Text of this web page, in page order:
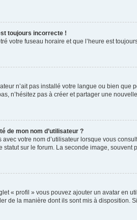
toujours incorrecte !
votre fuseau horaire et que l’heure est
n’ait pas installé votre langue ou bien
n’hésitez pas à créer et partager une
de mon nom d’utilisateur ?
votre nom d’utilisateur lorsque vous
sur le forum. La seconde image,
« profil » vous pouvez ajouter un avatar en
de la manière dont ils sont mis à disposition.